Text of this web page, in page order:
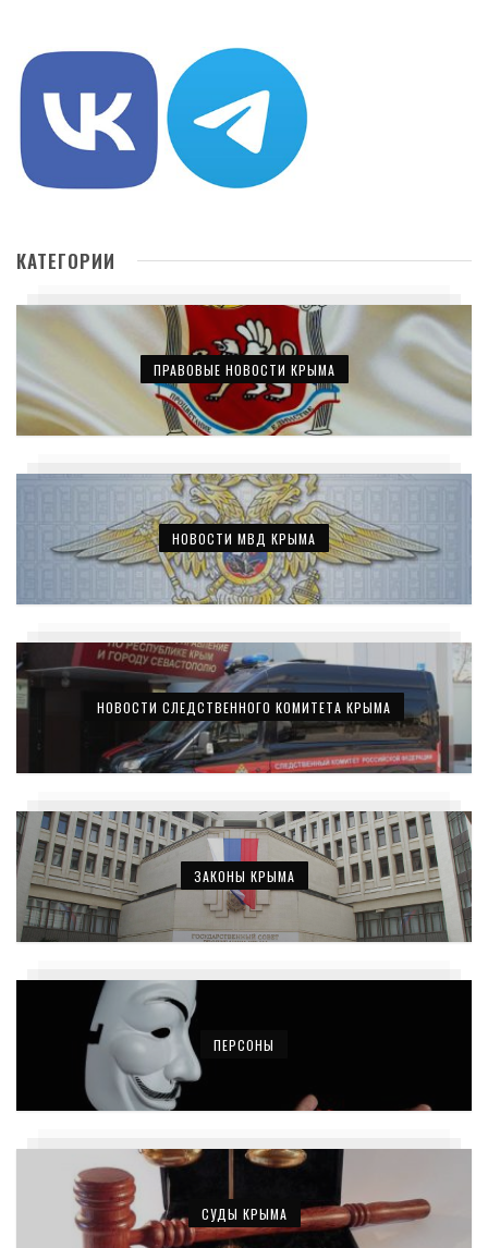
КАТЕГОРИИ
ПРАВОВЫЕ НОВОСТИ КРЫМА
НОВОСТИ МВД КРЫМА
НОВОСТИ СЛЕДСТВЕННОГО КОМИТЕТА КРЫМА
ЗАКОНЫ КРЫМА
ПЕРСОНЫ
СУДЫ КРЫМА